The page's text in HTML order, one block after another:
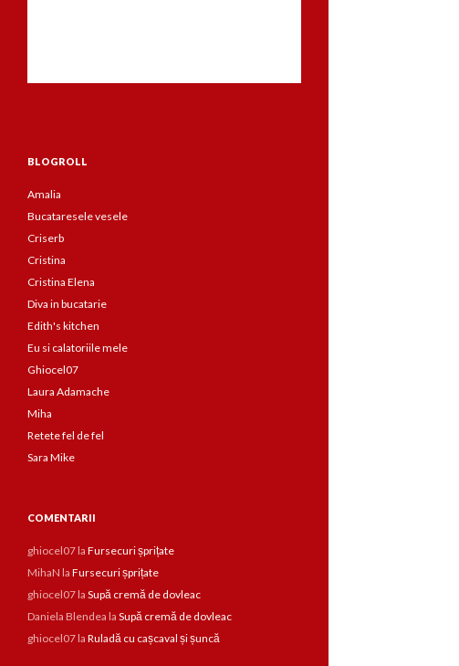
BLOGROLL
Amalia
Bucataresele vesele
Criserb
Cristina
Cristina Elena
Diva in bucatarie
Edith's kitchen
Eu si calatoriile mele
Ghiocel07
Laura Adamache
Miha
Retete fel de fel
Sara Mike
COMENTARII
ghiocel07la Fursecuri șprițate
MihaN la Fursecuri șprițate
ghiocel07la Supă cremă de dovleac
Daniela Blendea la Supă cremă de dovleac
ghiocel07la Ruladă cu cașcaval și șuncă